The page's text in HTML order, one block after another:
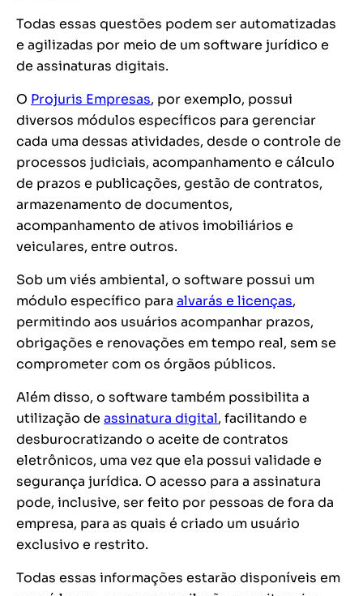
Todas essas questões podem ser automatizadas
e agilizadas por meio de um software jurídico e
de assinaturas digitais.
O Projuris Empresas, por exemplo, possui
diversos módulos específicos para gerenciar
cada uma dessas atividades, desde o controle de
processos judiciais, acompanhamento e cálculo
de prazos e publicações, gestão de contratos,
armazenamento de documentos,
acompanhamento de ativos imobiliários e
veiculares, entre outros.
Sob um viés ambiental, o software possui um
módulo específico para alvarás e licenças,
permitindo aos usuários acompanhar prazos,
obrigações e renovações em tempo real, sem se
comprometer com os órgãos públicos.
Além disso, o software também possibilita a
utilização de assinatura digital, facilitando e
desburocratizando o aceite de contratos
eletrônicos, uma vez que ela possui validade e
segurança jurídica. O acesso para a assinatura
pode, inclusive, ser feito por pessoas de fora da
empresa, para as quais é criado um usuário
exclusivo e restrito.
Todas essas informações estarão disponíveis em